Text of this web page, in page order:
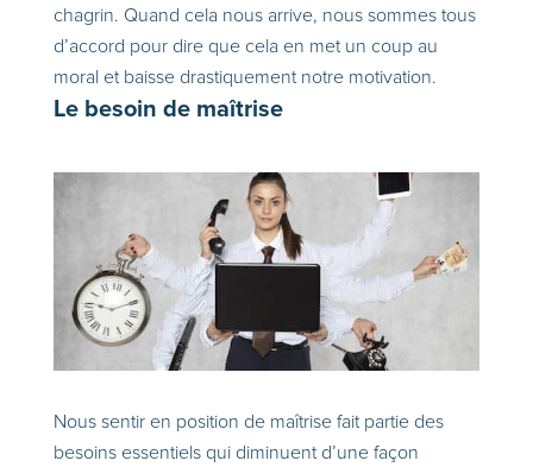
chagrin. Quand cela nous arrive, nous sommes tous
d’accord pour dire que cela en met un coup au
moral et baisse drastiquement notre motivation.
Le besoin de maîtrise
Nous sentir en position de maîtrise fait partie des
besoins essentiels qui diminuent d’une façon